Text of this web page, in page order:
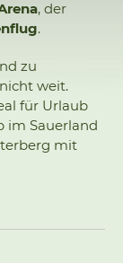
, der
.
zu
weit.
für Urlaub
im Sauerland
mit